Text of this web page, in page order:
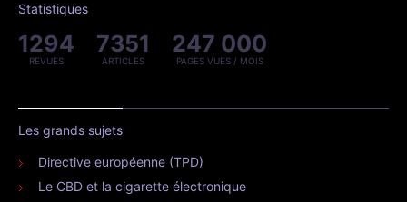
Statistiques
1294
REVUES
7351
ARTICLES
247 000
PAGES VUES / MOIS
Les grands sujets
Directive européenne (TPD)
Le CBD et la cigarette électronique